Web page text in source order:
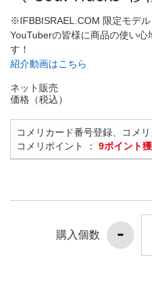
※IFBBISRAEL.COM 限定モデル
YouTuberの皆様に商品の使い心
す！
紹介動画はこちら
ネット販売
価格（税込）
コメリカード番号登録、コメ
コメリポイント ： 9ポイント
購入個数